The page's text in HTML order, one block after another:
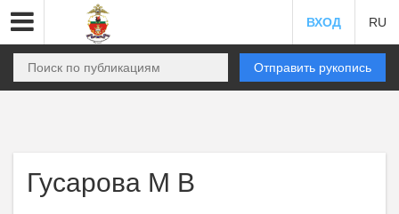
ВХОД RU
Отправить рукопись
Гусарова М В